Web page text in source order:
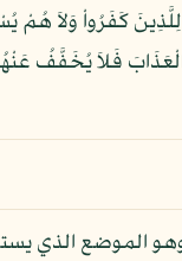
كَفَرُواْ وَلاَ هُمْ
فَلاَ يُخَفَّفُ
الموضع الذي